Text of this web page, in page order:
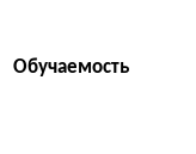
Обучаемость